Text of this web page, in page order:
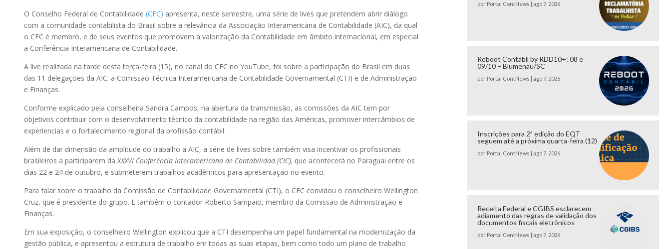
O Conselho Federal de Contabilidade (CFC) apresenta, neste semestre, uma série de lives que pretendem abrir diálogo
com a comunidade contabilista do Brasil sobre a relevância da Associação Interamericana de Contabilidade (AIC), da qual
o CFC é membro, e de seus eventos que promovem a valorização da Contabilidade em âmbito internacional, em especial
a Conferência Interamericana de Contabilidade.
A live realizada na tarde desta terça-feira (15), no canal do CFC no YouTube, foi sobre a participação do Brasil em duas
das 11 delegações da AIC: a Comissão Técnica Interamericana de Contabilidade Governamental (CTI) e de Administração
e Finanças.
Conforme explicado pela conselheira Sandra Campos, na abertura da transmissão, as comissões da AIC tem por
objetivos contribuir com o desenvolvimento técnico da contabilidade na região das Américas, promover intercâmbios de
experiencias e o fortalecimento regional da profissão contábil.
Além de dar dimensão da amplitude do trabalho a AIC, a série de lives sobre também visa incentivar os profissionais
brasileiros a participarem da XXXVI Conferência Interamericana de Contabilidad (CIC), que acontecerá no Paraguai entre os
dias 22 e 24 de outubro, e submeterem trabalhos acadêmicos para apresentação no evento.
Para falar sobre o trabalho da Comissão de Contabilidade Governamental (CTI), o CFC convidou o conselheiro Wellington
Cruz, que é presidente do grupo. E também o contador Roberto Sampaio, membro da Comissão de Administração e
Finanças.
Em sua exposição, o conselheiro Wellington explicou que a CTI desempenha um papel fundamental na modernização da
gestão pública, e apresentou a estrutura de trabalho em todas as suas etapas, bem como todo um plano de trabalho
por Portal ContNews ago 7, 2026
Reboot Contábil by RDD10+: 08 e
09/10 – Blumenau/SC
por Portal ContNews ago 7, 2026
Inscrições para 2ª edição do EQT
seguem até a próxima quarta-feira (12)
por Portal ContNews ago 7, 2026
Receita Federal e CGIBS esclarecem
adiamento das regras de validação dos
documentos fiscais eletrônicos
por Portal ContNews ago 7, 2026